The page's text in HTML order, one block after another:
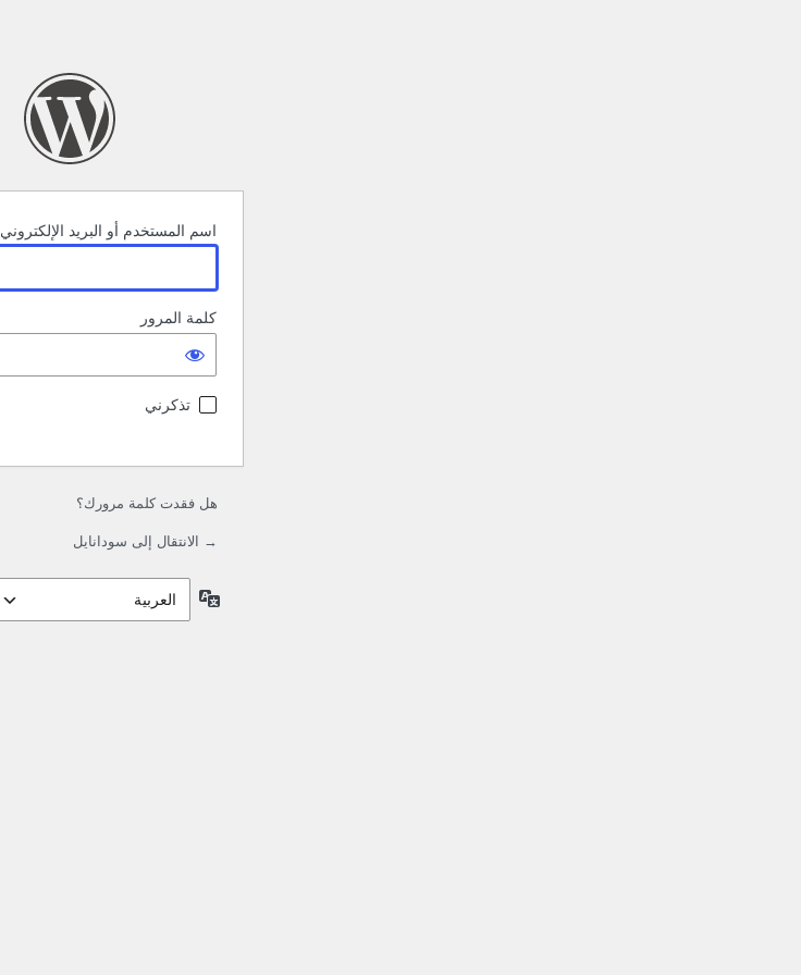
اسم المستخدم أو البريد الإلكتروني
كلمة المرور
تذكرني
هل فقدت كلمة مرورك؟
→ الانتقال إلى سودانايل
اللغة